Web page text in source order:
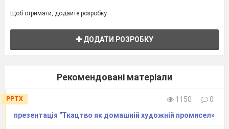
Щоб отримати, додайте розробку
ДОДАТИ РОЗРОБКУ
Рекомендовані матеріали
PPTX 1150
0
презентація "Ткацтво як домашній художній промисел»